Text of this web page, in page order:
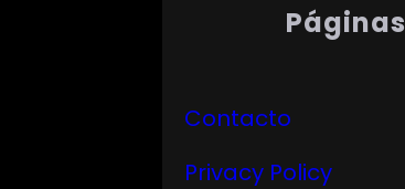
Páginas
Contacto
Privacy Policy